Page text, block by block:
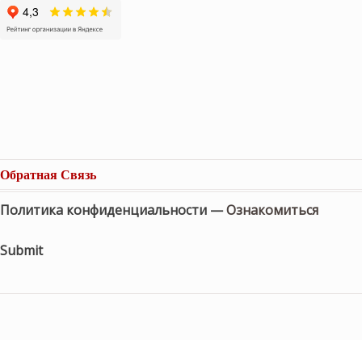
Обратная Связь
Политика конфиденциальности —Ознакомиться
Submit